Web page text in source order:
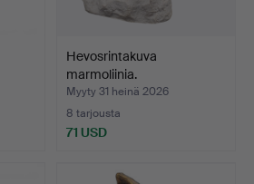
Hevosrintakuva
marmoliinia.
Myyty 31 heinä 2026
8 tarjousta
71 USD